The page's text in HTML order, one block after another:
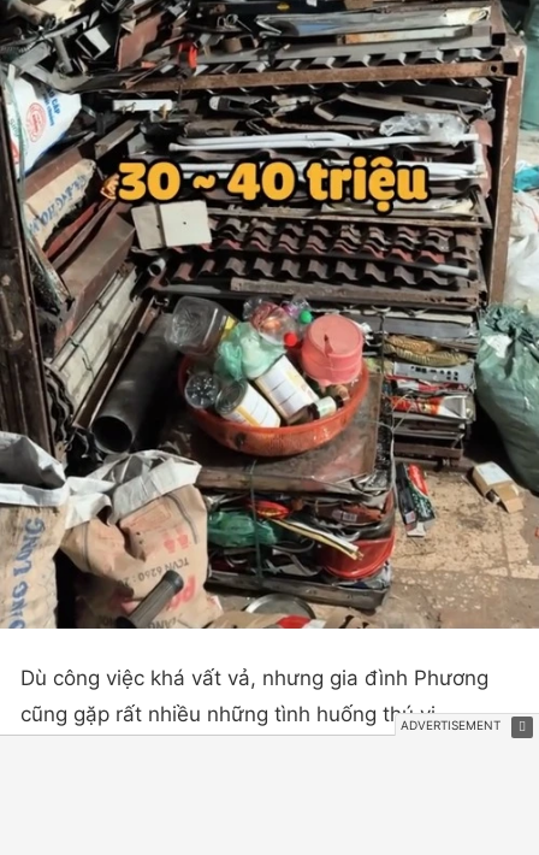
Dù công việc khá vất vả, nhưng gia đình Phương
cũng gặp rất nhiều những tình huống thú vị.